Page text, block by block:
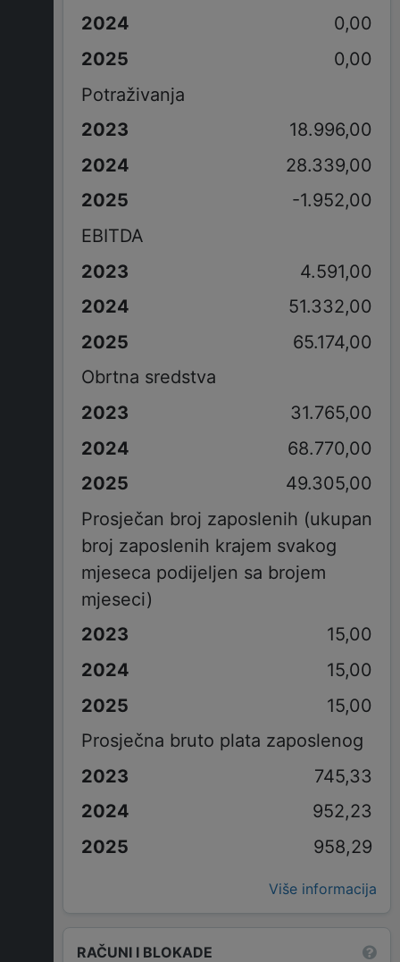
0,00
0,00
Potraživanja
18.996,00
28.339,00
-1.952,00
EBITDA
4.591,00
51.332,00
65.174,00
Obrtna sredstva
31.765,00
68.770,00
49.305,00
Prosječan broj zaposlenih (ukupan
broj zaposlenih krajem svakog
mjeseca podijeljen sa brojem
mjeseci)
15,00
15,00
15,00
Prosječna bruto plata zaposlenog
745,33
952,23
958,29
Više informacija
RAČUNI I BLOKADE